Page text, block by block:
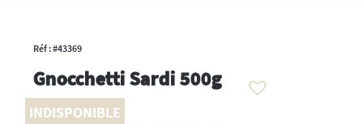
Réf : #43369
Gnocchetti Sardi 500g
INDISPONIBLE